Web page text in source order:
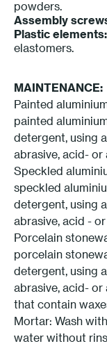
powders.
Assembly
Plastic elements:
elastomers.
MAINTENANCE:
Painted
painted
detergent, using
abrasive, acid-
Speckled
speckled
detergent, using
abrasive, acid -
Porcelain
porcelain
detergent, using
abrasive, acid-
that contain
Mortar: Wash
water without